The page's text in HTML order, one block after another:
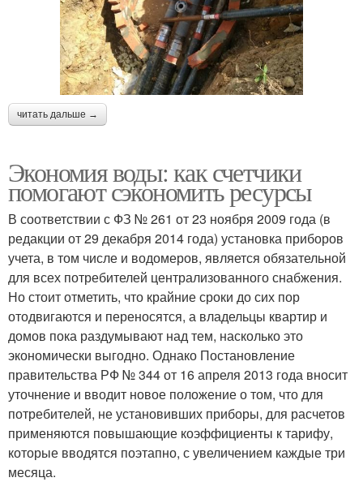
читать дальше →
Экономия воды: как счетчики
помогают сэкономить ресурсы
В соответствии с ФЗ № 261 от 23 ноября 2009 года (в
редакции от 29 декабря 2014 года) установка приборов
учета, в том числе и водомеров, является обязательной
для всех потребителей централизованного снабжения.
Но стоит отметить, что крайние сроки до сих пор
отодвигаются и переносятся, а владельцы квартир и
домов пока раздумывают над тем, насколько это
экономически выгодно. Однако Постановление
правительства РФ № 344 от 16 апреля 2013 года вносит
уточнение и вводит новое положение о том, что для
потребителей, не установивших приборы, для расчетов
применяются повышающие коэффициенты к тарифу,
которые вводятся поэтапно, с увеличением каждые три
месяца.